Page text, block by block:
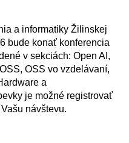
a informatiky Žilinskej
bude konať konferencia
v sekciách: Open AI,
OSS vo vzdelávaní,
a
je možné registrovať
návštevu.